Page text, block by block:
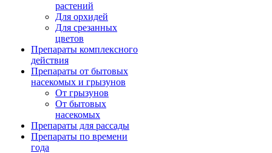
растений
Для орхидей
Для срезанных
цветов
Препараты комплексного
действия
Препараты от бытовых
насекомых и грызунов
От грызунов
От бытовых
насекомых
Препараты для рассады
Препараты по времени
года